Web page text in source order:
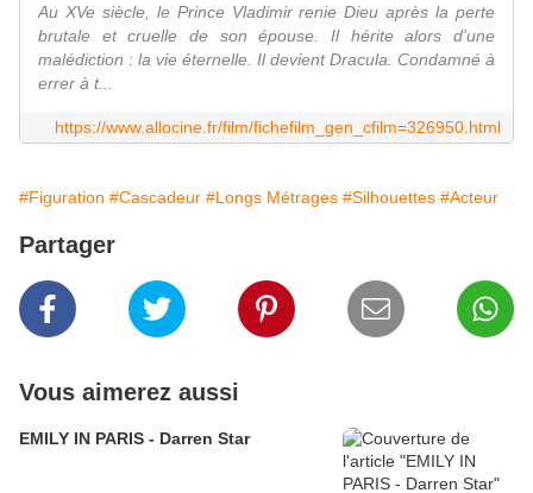
Au XVe siècle, le Prince Vladimir renie Dieu après la perte
brutale et cruelle de son épouse. Il hérite alors d'une
malédiction : la vie éternelle. Il devient Dracula. Condamné à
errer à t...
https://www.allocine.fr/film/fichefilm_gen_cfilm=326950.html
#Figuration #Cascadeur #Longs Métrages #Silhouettes #Acteur
Partager
Vous aimerez aussi
EMILY IN PARIS - Darren Star